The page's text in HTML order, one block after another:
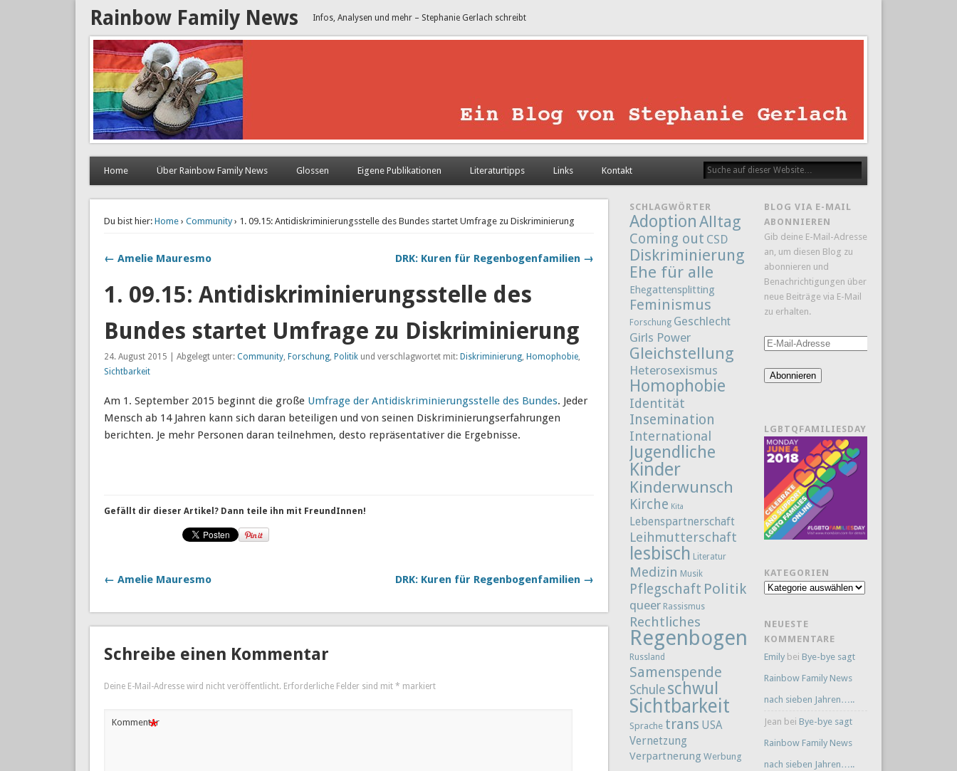
Rainbow Family News Infos, Analysen und mehr – Stephanie Gerlach schreibt
Home Über Rainbow Family News Glossen Eigene Publikationen Literaturtipps Links Kontakt
Du bist hier: Home› Community› 1. 09.15: Antidiskriminierungsstelle des Bundes startet Umfrage zu Diskriminierung
← Amelie Mauresmo DRK: Kuren für Regenbogenfamilien →
1. 09.15: Antidiskriminierungsstelle des
Bundes startet Umfrage zu Diskriminierung
24. August 2015 | Abgelegt unter: Community, Forschung, Politikund verschlagwortet mit: Diskriminierung, Homophobie,
Sichtbarkeit
Am 1. September 2015 beginnt die große Umfrage der Antidiskriminierungsstelle des Bundes. Jeder
Mensch ab 14 Jahren kann sich daran beteiligen und von seinen Diskriminierungserfahrungen
berichten. Je mehr Personen daran teilnehmen, desto repräsentativer die Ergebnisse.
Gefällt dir dieser Artikel? Dann teile ihn mit FreundInnen!
← Amelie Mauresmo DRK: Kuren für Regenbogenfamilien →
Schreibe einen Kommentar
Deine E-Mail-Adresse wird nicht veröffentlicht. Erforderliche Felder sind mit * markiert
Kommentar
*
SCHLAGWÖRTER
AdoptionAlltag
Coming out CSD
Diskriminierung
Ehe für alle
Ehegattensplitting
Feminismus
Forschung Geschlecht
Girls Power
Gleichstellung
Heterosexismus
Homophobie
Identität
Insemination
International
Jugendliche
Kinder
Kinderwunsch
Kirche Kita
Lebenspartnerschaft
Leihmutterschaft
lesbisch Literatur
Medizin Musik
Pflegschaft Politik
queer Rassismus
Rechtliches
Regenbogenfamilie
Russland
Samenspende
Schule schwul
Sichtbarkeit
Sprache trans USA
Vernetzung
Verpartnerung Werbung
BLOG VIA E-MAIL
ABONNIEREN
Gib deine E-Mail-Adresse
an, um diesen Blog zu
abonnieren und
Benachrichtigungen über
neue Beiträge via E-Mail
zu erhalten.
E-
Adresse
Abonnieren
LGBTQFAMILIESDAY
KATEGORIEN
Kategorien
NEUESTE
KOMMENTARE
Emilybei Bye-bye sagt
Rainbow Family News
nach sieben Jahren…..
Jean bei Bye-bye sagt
Rainbow Family News
nach sieben Jahren…..